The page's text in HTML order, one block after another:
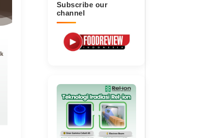
Subscribe our
channel